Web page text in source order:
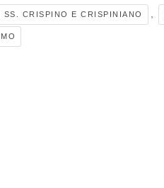
SS. CRISPINO E CRISPINIANO